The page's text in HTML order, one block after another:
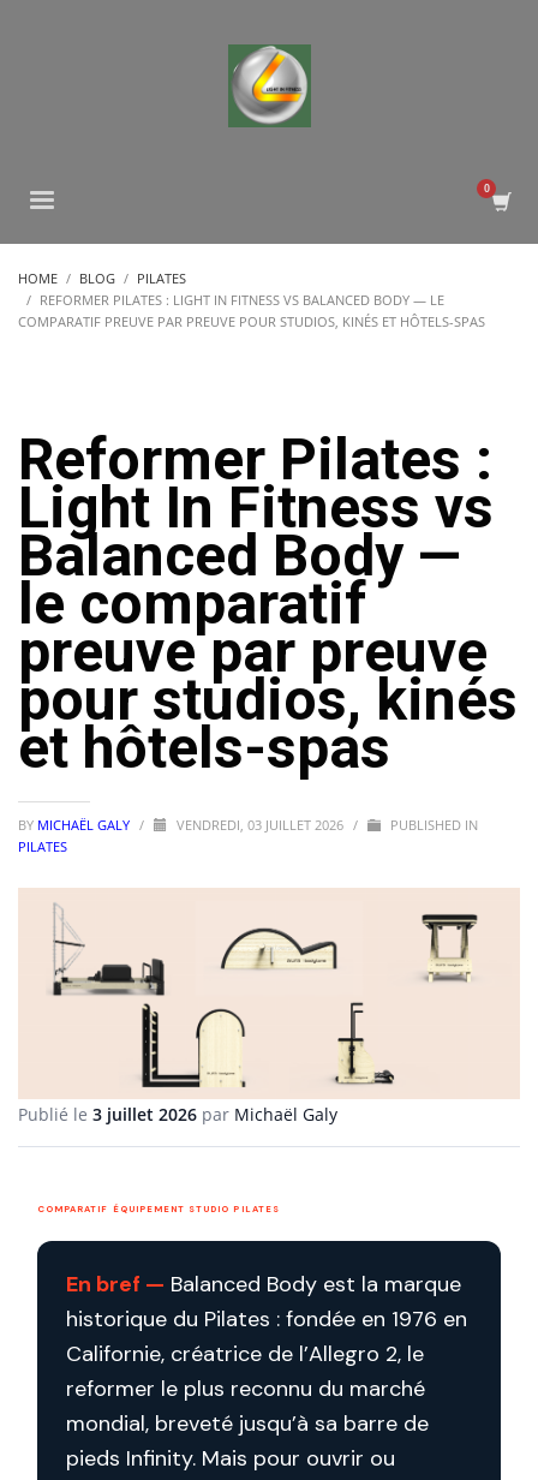
HOME BLOG
PILATES
REFORMER PILATES : LIGHT IN FITNESS VS BALANCED BODY — LE
COMPARATIF PREUVE PAR PREUVE POUR STUDIOS, KINÉS ET HÔTELS-SPAS
Reformer Pilates :
Light In Fitness vs
Balanced Body —
le comparatif
preuve par preuve
pour studios, kinés
et hôtels-spas
BY MICHAËL GALY / VENDREDI, 03 JUILLET 2026 /
PUBLISHED IN
PILATES
Publié le 3 juillet 2026 par Michaël Galy
COMPARATIF ÉQUIPEMENT STUDIO PILATES
En bref — Balanced Body est la marque
historique du Pilates : fondée en 1976 en
Californie, créatrice de l’Allegro 2, le
reformer le plus reconnu du marché
mondial, breveté jusqu’à sa barre de
pieds Infinity. Mais pour ouvrir ou